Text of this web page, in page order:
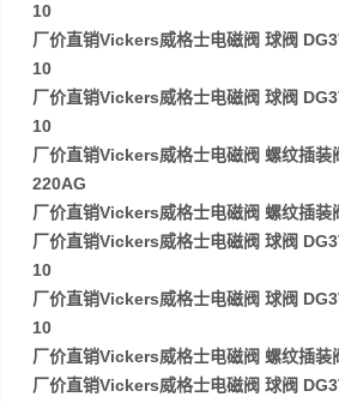
10
厂价直销Vickers威格士电磁阀 球阀
10
厂价直销Vickers威格士电磁阀 球阀
10
厂价直销Vickers威格士电磁阀 螺纹插装
220AG
厂价直销Vickers威格士电磁阀 螺纹插装
厂价直销Vickers威格士电磁阀 球阀
10
厂价直销Vickers威格士电磁阀 球阀
10
厂价直销Vickers威格士电磁阀 螺纹插装
厂价直销Vickers威格士电磁阀 球阀